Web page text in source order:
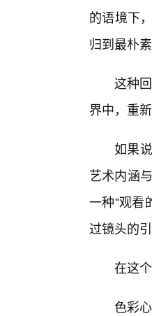
的语境下
归到最朴
这种
界中，重
如果
艺术内涵
一种“观看
过镜头的
在这
色彩